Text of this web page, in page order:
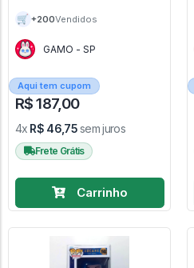
#1353
🛒 +200Vendidos
GAMO - SP
Aqui tem cupom
R$ 187,00
4x R$ 46,75sem juros
Frete Grátis
Carrinho